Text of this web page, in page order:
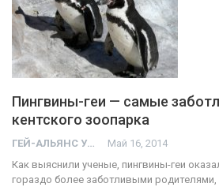
Пингвины-геи — самые
кентского зоопарка
ГЕЙ-АЛЬЯНС УКРАИНА Май 16, 2014
Как выяснили ученые, пингвины-геи
гораздо более заботливыми родителями,